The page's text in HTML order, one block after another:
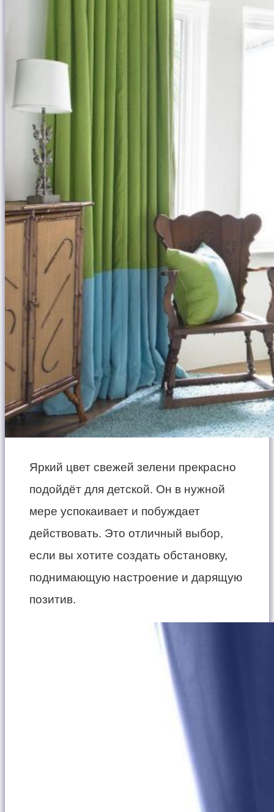
Яркий цвет свежей зелени прекрасно
подойдёт для детской. Он в нужной
мере успокаивает и побуждает
действовать. Это отличный выбор,
если вы хотите создать обстановку,
поднимающую настроение и дарящую
позитив.